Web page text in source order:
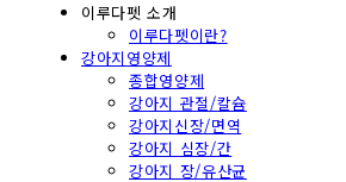
이루다펫 소개
이루다펫이란?
강아지영양제
종합영양제
강아지 관절/칼슘
강아지신장/면역
강아지 심장/간
강아지 장/유산균